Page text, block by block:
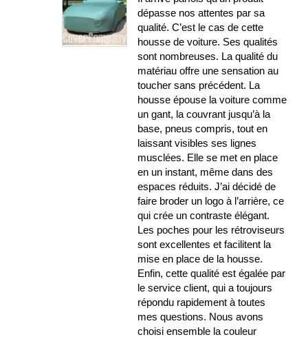
dépasse nos attentes par sa
qualité. C’est le cas de cette
housse de voiture. Ses qualités
sont nombreuses. La qualité du
matériau offre une sensation au
toucher sans précédent. La
housse épouse la voiture comme
un gant, la couvrant jusqu’à la
base, pneus compris, tout en
laissant visibles ses lignes
musclées. Elle se met en place
en un instant, même dans des
espaces réduits. J’ai décidé de
faire broder un logo à l’arrière, ce
qui crée un contraste élégant.
Les poches pour les rétroviseurs
sont excellentes et facilitent la
mise en place de la housse.
Enfin, cette qualité est égalée par
le service client, qui a toujours
répondu rapidement à toutes
mes questions. Nous avons
choisi ensemble la couleur